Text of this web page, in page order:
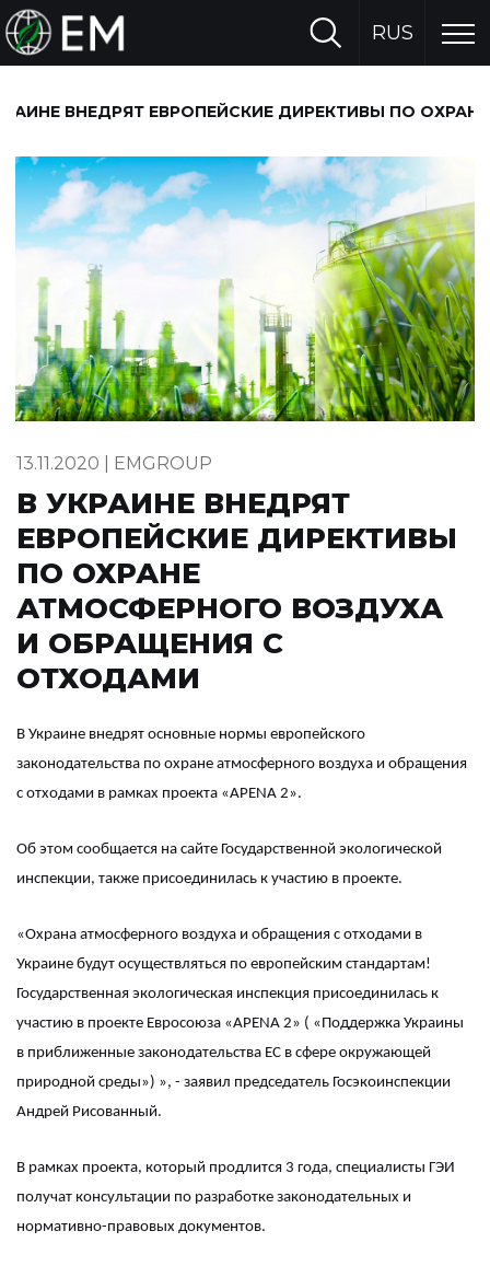
RUS
ВНЕДРЯТ ЕВРОПЕЙСКИЕ ДИРЕКТИВЫ ПО
13.11.2020 EMGROUP
В УКРАИНЕ ВНЕДРЯТ
ЕВРОПЕЙСКИЕ ДИРЕКТИВЫ
ПО ОХРАНЕ
АТМОСФЕРНОГО ВОЗДУХА
И ОБРАЩЕНИЯ С
ОТХОДАМИ
В Украине внедрят основные нормы европейского
законодательства по охране атмосферного воздуха и обращения
с отходами в рамках проекта «APENA 2».
Об этом сообщается на сайте Государственной экологической
инспекции, также присоединилась к участию в проекте.
«Охрана атмосферного воздуха и обращения с отходами в
Украине будут осуществляться по европейским стандартам!
Государственная экологическая инспекция присоединилась к
участию в проекте Евросоюза «APENA 2» ( «Поддержка Украины
в приближенные законодательства ЕС в сфере окружающей
природной среды») », - заявил председатель Госэкоинспекции
Андрей Рисованный.
В рамках проекта, который продлится 3 года, специалисты ГЭИ
получат консультации по разработке законодательных и
нормативно-правовых документов.